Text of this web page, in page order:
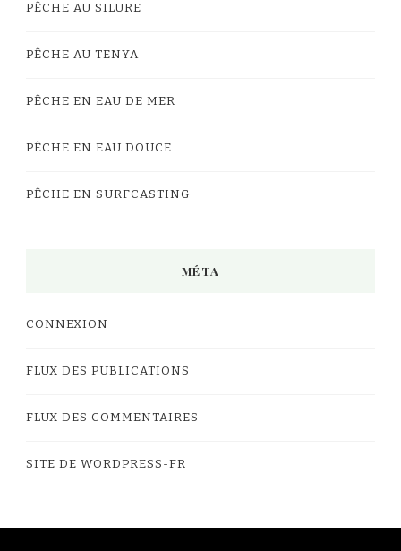
PÊCHE AU SILURE
PÊCHE AU TENYA
PÊCHE EN EAU DE MER
PÊCHE EN EAU DOUCE
PÊCHE EN SURFCASTING
MÉTA
CONNEXION
FLUX DES PUBLICATIONS
FLUX DES COMMENTAIRES
SITE DE WORDPRESS-FR